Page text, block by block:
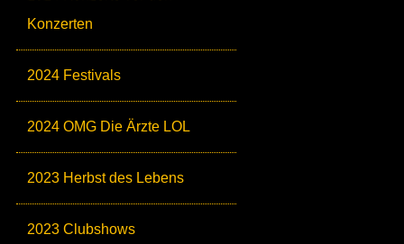
Konzerten
2024 Festivals
2024 OMG Die Ärzte LOL
2023 Herbst des Lebens
2023 Clubshows